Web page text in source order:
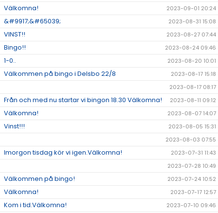
Välkomna! 2023-09-01 20:24
&#9917;&#65039; 2023-08-31 15:08
VINST!! 2023-08-27 07:44
Bingo!! 2023-08-24 09:46
1-0.. 2023-08-20 10:01
Välkommen på bingo i Delsbo 22/8
2023-08-17 15:18
2023-08-17 08:17
Från och med nu startar vi bingon 18.30 Välkomna! 2023-08-11 09:12
Välkomna! 2023-08-07 14:07
Vinst!!!
2023-08-05 15:31
2023-08-03 07:55
Imorgon tisdag kör vi igen.Välkomna!
2023-07-31 11:43
2023-07-28 10:49
Välkommen på bingo! 2023-07-24 10:52
Välkomna! 2023-07-17 12:57
Kom i tid.Välkomna! 2023-07-10 09:46